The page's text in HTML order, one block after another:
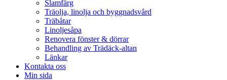
Slamfärg
Träolja, linolja och byggnadsvård
Träbåtar
Linoljesåpa
Renovera fönster & dörrar
Behandling av Trädäck-altan
Länkar
Kontakta oss
Min sida